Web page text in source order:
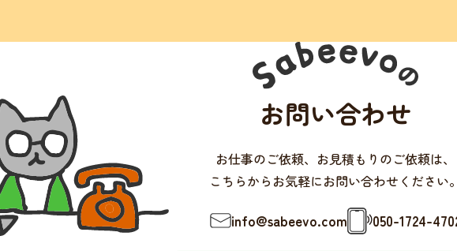
お問い合わせ
お仕事のご依頼、お見積もりのご依頼は、
こちらからお気軽にお問い合わせください
info@sabeevo.com 050-1724-